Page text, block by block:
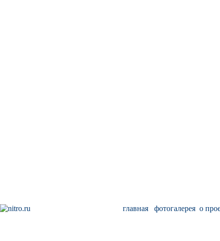
главная фотогалерея о